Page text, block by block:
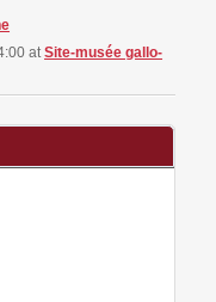
atSite-musée gallo-